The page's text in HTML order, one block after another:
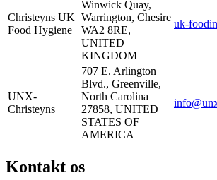
Christeyns UK
Food Hygiene
Winwick Quay,
Warrington, Chesire
WA2 8RE,
UNITED
KINGDOM
uk-
UNX-
Christeyns
707 E. Arlington
Blvd., Greenville,
North Carolina
27858, UNITED
STATES OF
AMERICA
Kontakt os